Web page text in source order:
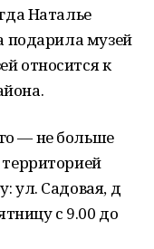
Наталье
подарила музей
относится к
— не больше
ул. Садовая, д
с 9.00 до